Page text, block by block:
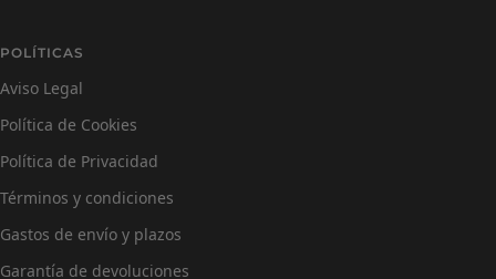
POLÍTICAS
Aviso Legal
Política de Cookies
Política de Privacidad
Términos y condiciones
Gastos de envío y plazos
Garantía de devoluciones